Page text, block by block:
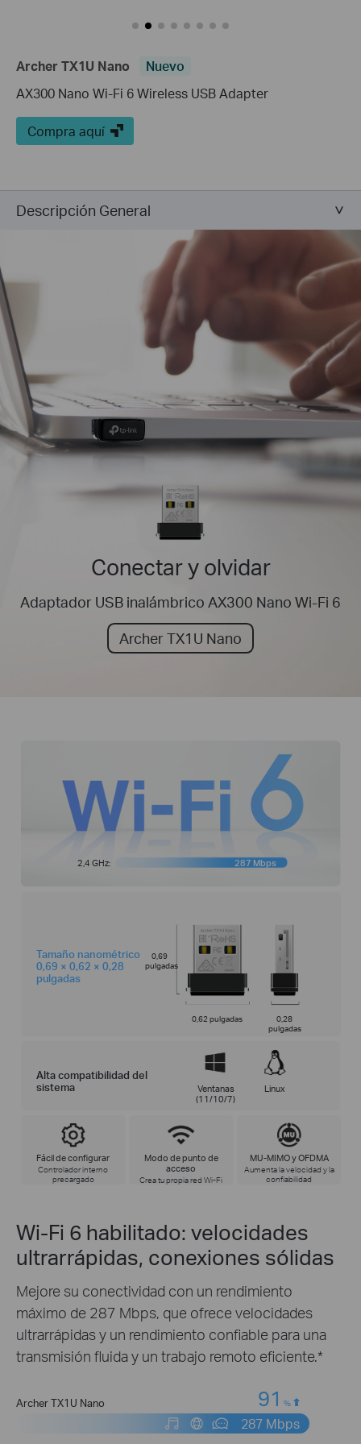
Archer TX1U Nano
Nuevo
AX300 Nano Wi-Fi 6 Wireless USB Adapter
Compra aquí
Descripción General
Conectar y olvidar
Adaptador USB inalámbrico AX300 Nano Wi-Fi 6
Archer TX1U Nano
2,4 GHz: 287 Mbps
Tamaño nanométrico
0,69 × 0,62 × 0,28
pulgadas
0,69
pulgadas
0,62 pulgadas
0,28
pulgadas
Alta compatibilidad del
sistema
Ventanas
(11/10/7)
Linux
Fácil de configurar
Controlador interno
precargado
Modo de punto de
acceso
Crea tu propia red Wi-Fi
MU-MIMO y OFDMA
Aumenta la velocidad y la
confiabilidad
Wi-Fi 6 habilitado: velocidades
ultrarrápidas, conexiones sólidas
Mejore su conectividad con un rendimiento
máximo de 287 Mbps, que ofrece velocidades
ultrarrápidas y un rendimiento confiable para una
transmisión fluida y un trabajo remoto eficiente.*
Archer TX1U Nano 91 %
287 Mbps